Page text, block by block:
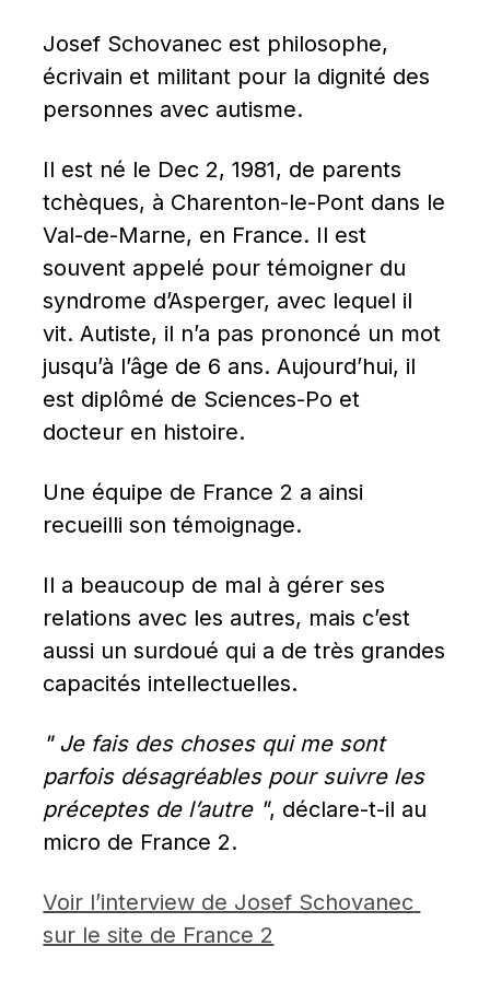
Josef Schovanec est philosophe,
écrivain et militant pour la dignité des
personnes avec autisme.
Il est né le Dec 2, 1981, de parents
tchèques, à Charenton-le-Pont dans le
Val-de-Marne, en France. Il est
souvent appelé pour témoigner du
syndrome d’Asperger, avec lequel il
vit. Autiste, il n’a pas prononcé un mot
jusqu’à l’âge de 6 ans. Aujourd’hui, il
est diplômé de Sciences-Po et
docteur en histoire.
Une équipe de France 2 a ainsi
recueilli son témoignage.
Il a beaucoup de mal à gérer ses
relations avec les autres, mais c’est
aussi un surdoué qui a de très grandes
capacités intellectuelles.
" Je fais des choses qui me sont
parfois désagréables pour suivre les
préceptes de l’autre ", déclare-t-il au
micro de France 2.
Voir l’interview de Josef Schovanec
sur le site de France 2